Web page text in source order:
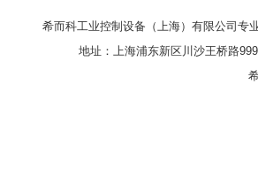
希而科工业控制设备（上海）有限公司专
地址：上海浦东新区川沙王桥路